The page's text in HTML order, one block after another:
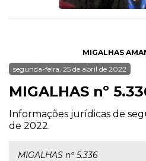
MIGALHAS
segunda-feira, 25 de abril de 2022
MIGALHAS nº
Informações jurídicas de
de 2022.
MIGALHAS nº 5.336